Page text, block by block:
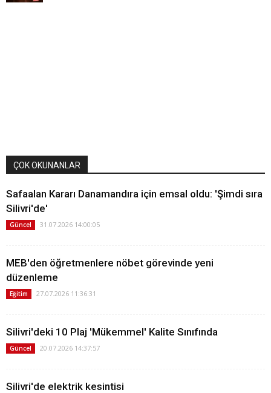
ÇOK OKUNANLAR
Safaalan Kararı Danamandıra için emsal oldu: 'Şimdi sıra
Silivri'de'
Güncel 31.07.2026 14:00:05
MEB'den öğretmenlere nöbet görevinde yeni
düzenleme
Eğitim 27.07.2026 11:36:31
Silivri'deki 10 Plaj 'Mükemmel' Kalite Sınıfında
Güncel 20.07.2026 14:37:57
Silivri'de elektrik kesintisi